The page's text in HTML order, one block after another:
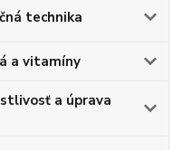
technika
a vitamíny
a úprava